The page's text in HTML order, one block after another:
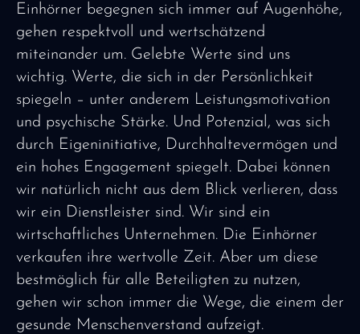
Einhörner begegnen sich immer auf Augenhöhe,
gehen respektvoll und wertschätzend
miteinander um. Gelebte Werte sind uns
wichtig. Werte, die sich in der Persönlichkeit
spiegeln – unter anderem Leistungsmotivation
und psychische Stärke. Und Potenzial, was sich
durch Eigeninitiative, Durchhaltevermögen und
ein hohes Engagement spiegelt. Dabei können
wir natürlich nicht aus dem Blick verlieren, dass
wir ein Dienstleister sind. Wir sind ein
wirtschaftliches Unternehmen. Die Einhörner
verkaufen ihre wertvolle Zeit. Aber um diese
bestmöglich für alle Beteiligten zu nutzen,
gehen wir schon immer die Wege, die einem der
gesunde Menschenverstand aufzeigt.